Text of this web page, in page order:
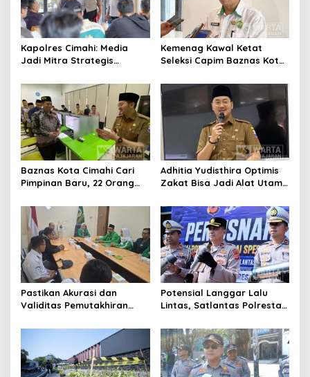
Kapolres Cimahi: Media
Jadi Mitra Strategis
Publik
Kemenag Kawal Ketat
Seleksi Capim Baznas Kota
Komisioner Baznas
Berintegritas
Baznas Kota Cimahi Cari
Pimpinan Baru, 22 Orang
Adhitia Yudisthira Optimis
Zakat Bisa Jadi Alat Utama
Kota Cimahi
Pastikan Akurasi dan
Validitas Pemutakhiran
Cimahi Lakukan
Potensial Langgar Lalu
Lintas, Satlantas Polresta
Motor Berknalpot Brong